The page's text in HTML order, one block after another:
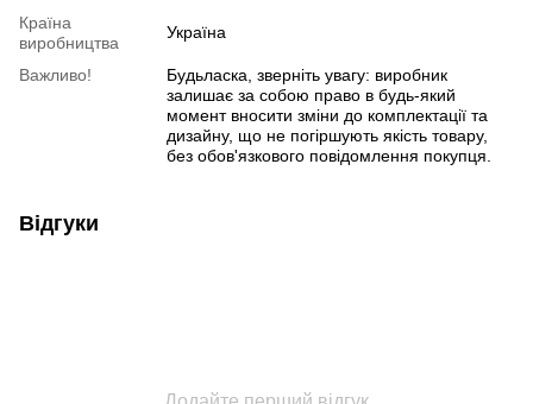
Країна
виробництва
Україна
Важливо!
Будьласка, зверніть увагу: виробник
залишає за собою право в будь-який
момент вносити зміни до комплектації та
дизайну, що не погіршують якість товару,
без обов'язкового повідомлення покупця.
Відгуки